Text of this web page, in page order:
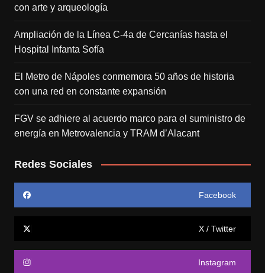
con arte y arqueología
Ampliación de la Línea C-4a de Cercanías hasta el
Hospital Infanta Sofía
El Metro de Nápoles conmemora 50 años de historia
con una red en constante expansión
FGV se adhiere al acuerdo marco para el suministro de
energía en Metrovalencia y TRAM d’Alacant
Redes Sociales
Facebook
X / Twitter
Instagram